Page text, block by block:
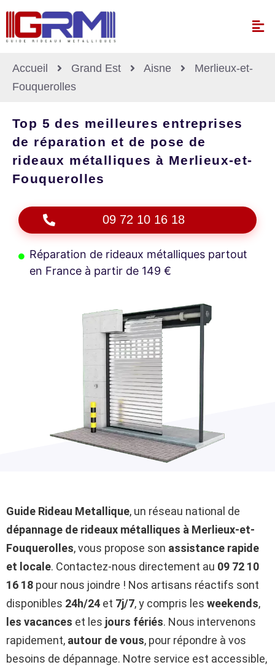
Accueil Grand Est Aisne
Merlieux-et-
Fouquerolles
Top 5 des meilleures entreprises
de réparation et de pose de
rideaux métalliques à Merlieux-et-
Fouquerolles
09 72 10 16 18
Réparation de rideaux métalliques partout
en France à partir de 149 €
Guide Rideau Metallique, un réseau national de
dépannage de rideaux métalliques à Merlieux-et-
Fouquerolles, vous propose son assistance rapide
et locale. Contactez-nous directement au 09 72 10
16 18 pour nous joindre ! Nos artisans réactifs sont
disponibles 24h/24 et 7j/7, y compris les weekends,
les vacances et les jours fériés. Nous intervenons
rapidement, autour de vous, pour répondre à vos
besoins de dépannage. Notre service est accessible,